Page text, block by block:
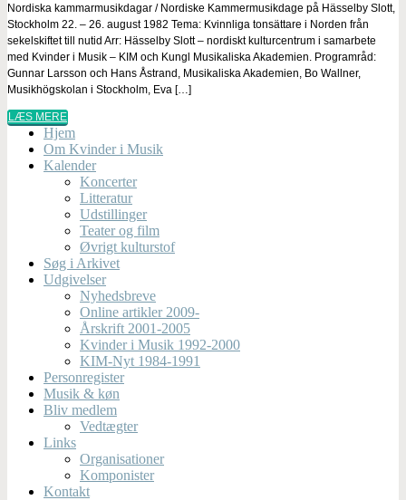
Nordiska kammarmusikdagar / Nordiske Kammermusikdage på Hässelby Slott,
Stockholm 22. – 26. august 1982 Tema: Kvinnliga tonsättare i Norden från
sekelskiftet till nutid Arr: Hässelby Slott – nordiskt kulturcentrum i samarbete
med Kvinder i Musik – KIM och Kungl Musikaliska Akademien. Programråd:
Gunnar Larsson och Hans Åstrand, Musikaliska Akademien, Bo Wallner,
Musikhögskolan i Stockholm, Eva […]
LÆS MERE
Hjem
Om Kvinder i Musik
Kalender
Koncerter
Litteratur
Udstillinger
Teater og film
Øvrigt kulturstof
Søg i Arkivet
Udgivelser
Nyhedsbreve
Online artikler 2009-
Årskrift 2001-2005
Kvinder i Musik 1992-2000
KIM-Nyt 1984-1991
Personregister
Musik & køn
Bliv medlem
Vedtægter
Links
Organisationer
Komponister
Kontakt